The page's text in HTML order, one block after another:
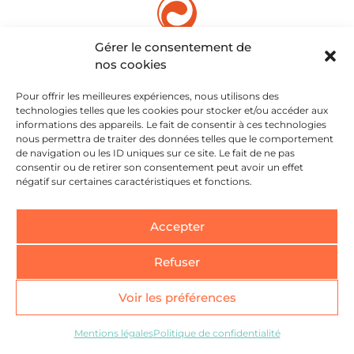
Gérer le consentement de
nos cookies
Pour offrir les meilleures expériences, nous utilisons des
technologies telles que les cookies pour stocker et/ou accéder aux
informations des appareils. Le fait de consentir à ces technologies
nous permettra de traiter des données telles que le comportement
de navigation ou les ID uniques sur ce site. Le fait de ne pas
consentir ou de retirer son consentement peut avoir un effet
négatif sur certaines caractéristiques et fonctions.
Accepter
Refuser
Voir les préférences
Mentions légalesPolitique de confidentialité
33 Allées Maurice Sarraut,
05 61 59 46 51
Mentions légales